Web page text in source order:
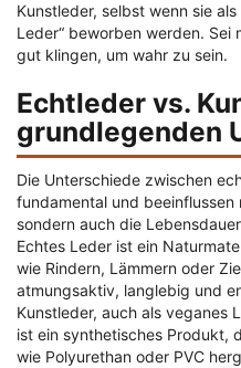
Kunstleder, selbst wenn sie als
Leder“ beworben werden. Sei
gut klingen, um wahr zu sein.
Echtleder vs.
grundlegenden
Die Unterschiede zwischen
fundamental und
sondern auch die
Echtes Leder ist ein
wie Rindern, Lämmern oder
atmungsaktiv, langlebig und
Kunstleder, auch als veganes
ist ein synthetisches Produkt,
wie Polyurethan oder PVC